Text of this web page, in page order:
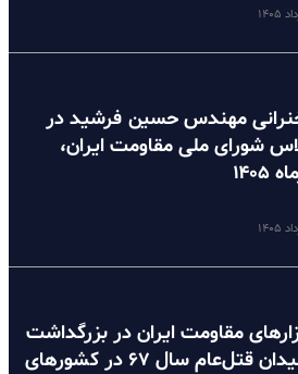
مهندس حسین فرشید در
شورای ملی مقاومت ایران،
۱۴۰۵
مقاومت ایران در بزرگداشت
شهیدان قتل‌عام سال ۶۷ در کشورهای